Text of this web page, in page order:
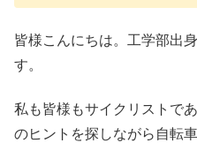
皆様こんにちは。工学部出
す。
私も皆様もサイクリストで
のヒントを探しながら自転